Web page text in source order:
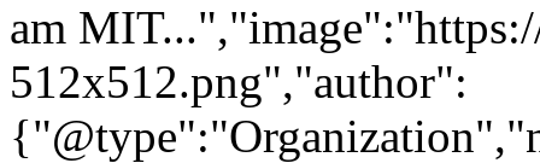
am
512x512.png","author":